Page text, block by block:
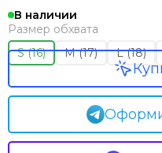
В наличии
Размер обхвата
S (16)
M (17) L (18)